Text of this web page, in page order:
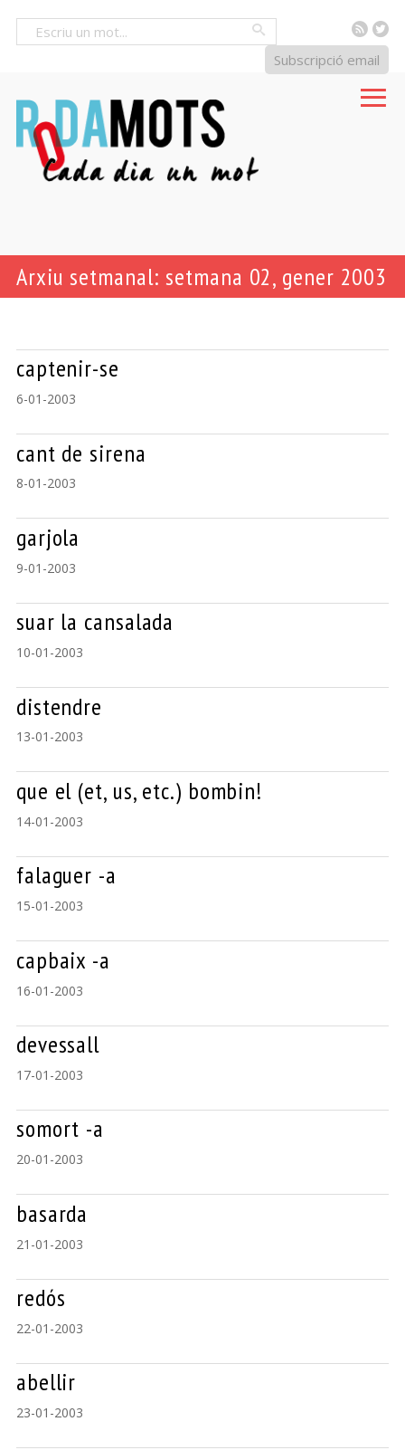
RSS
Subscripció email
Arxiu setmanal: setmana 02, gener 2003
captenir-se
6-01-2003
cant de sirena
8-01-2003
garjola
9-01-2003
suar la cansalada
10-01-2003
distendre
13-01-2003
que el (et, us, etc.) bombin!
14-01-2003
falaguer -a
15-01-2003
capbaix -a
16-01-2003
devessall
17-01-2003
somort -a
20-01-2003
basarda
21-01-2003
redós
22-01-2003
abellir
23-01-2003